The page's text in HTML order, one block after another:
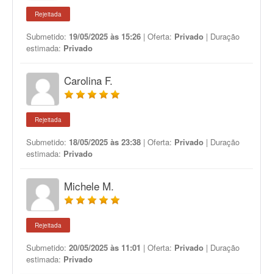
Rejeitada
Submetido: 19/05/2025 às 15:26 | Oferta: Privado | Duração
estimada: Privado
Carolina F.
Rejeitada
Submetido: 18/05/2025 às 23:38 | Oferta: Privado | Duração
estimada: Privado
Michele M.
Rejeitada
Submetido: 20/05/2025 às 11:01 | Oferta: Privado | Duração
estimada: Privado